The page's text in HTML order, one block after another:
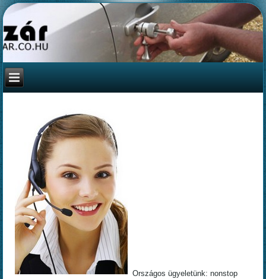
Országos ügyeletünk: nonstop